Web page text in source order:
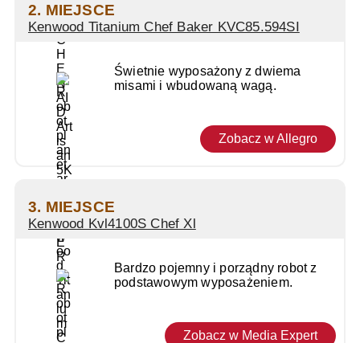
2. MIEJSCE
Kenwood Titanium Chef Baker KVC85.594SI
Świetnie wyposażony z dwiema
misami i wbudowaną wagą.
Zobacz w Allegro
3. MIEJSCE
Kenwood Kvl4100S Chef Xl
Bardzo pojemny i porządny robot z
podstawowym wyposażeniem.
Zobacz w Media Expert